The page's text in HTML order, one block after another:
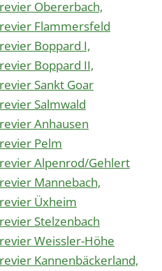
Obererbach,
Flammersfeld
Boppard I,
Boppard II,
Sankt Goar
Salmwald
Anhausen
Pelm
Alpenrod/Gehlert
Mannebach,
Üxheim
Stelzenbach
Weissler-Höhe
Kannenbäckerland,